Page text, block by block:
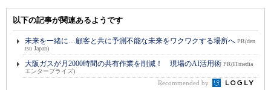
以下の記事が関連あるようです
未来を一緒に…顧客と共に予測不能な未来をワクワクする場所へ PR(den
tsu Japan)
大阪ガスが月2000時間の共有作業を削減！ 現場のAI活用術 PR(ITmedia
エンタープライズ)
Recommended by